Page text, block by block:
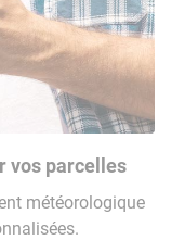
vos parcelles
météorologique